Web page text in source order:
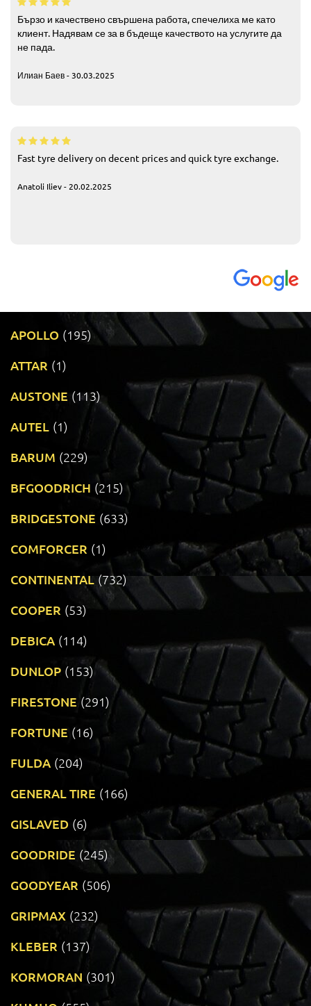
Бързо и качествено свършена работа, спечелиха ме като
клиент. Надявам се за в бъдеще качеството на услугите да
не пада.
Илиан Баев - 30.03.2025
Fast tyre delivery on decent prices and quick tyre exchange.
Anatoli Iliev - 20.02.2025
APOLLO (195)
ATTAR (1)
AUSTONE (113)
AUTEL (1)
BARUM (229)
BFGOODRICH (215)
BRIDGESTONE (633)
COMFORCER (1)
CONTINENTAL (732)
COOPER (53)
DEBICA (114)
DUNLOP (153)
FIRESTONE (291)
FORTUNE (16)
FULDA (204)
GENERAL TIRE (166)
GISLAVED (6)
GOODRIDE (245)
GOODYEAR (506)
GRIPMAX (232)
KLEBER (137)
KORMORAN (301)